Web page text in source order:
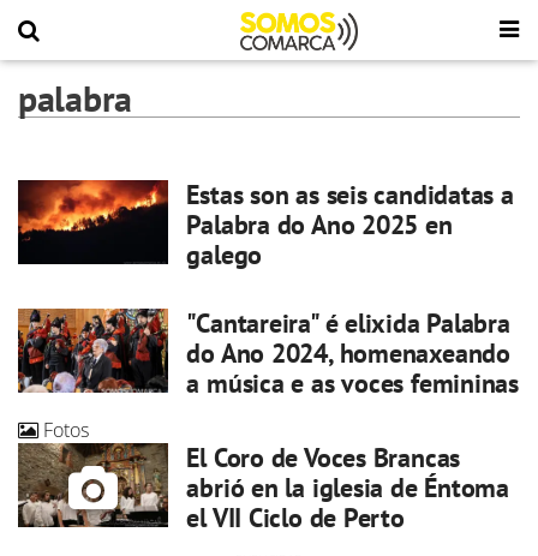
palabra
Estas son as seis candidatas a
Palabra do Ano 2025 en
galego
"Cantareira" é elixida Palabra
do Ano 2024, homenaxeando
a música e as voces femininas
Fotos
El Coro de Voces Brancas
abrió en la iglesia de Éntoma
el VII Ciclo de Perto